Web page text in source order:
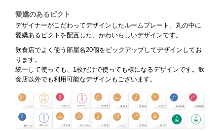
愛嬌のあるピクト
デザイナーがこだわってデザインしたルームプレート。丸の中に
愛嬌あるピクトを配置した、かわいらしいデザインです。
飲食店でよく使う部屋名20個をピックアップしてデザインしてお
ります。
統一して使っても、1枚だけで使っても様になるデザインです。飲
食店以外でも利用可能なデザインもございます。